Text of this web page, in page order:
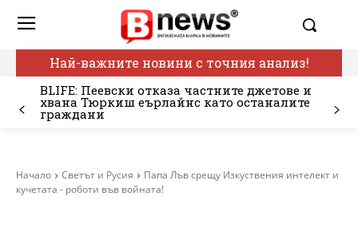
Най-важните новини с точния анализ!
BLIFE: Пеевски отказа частните джетове и
хвана Тюркиш еърлайнс като останалите
граждани
Начало Светът и Русия
Папа Лъв срещу Изкуствения интелект и
кучетата - роботи във войната!